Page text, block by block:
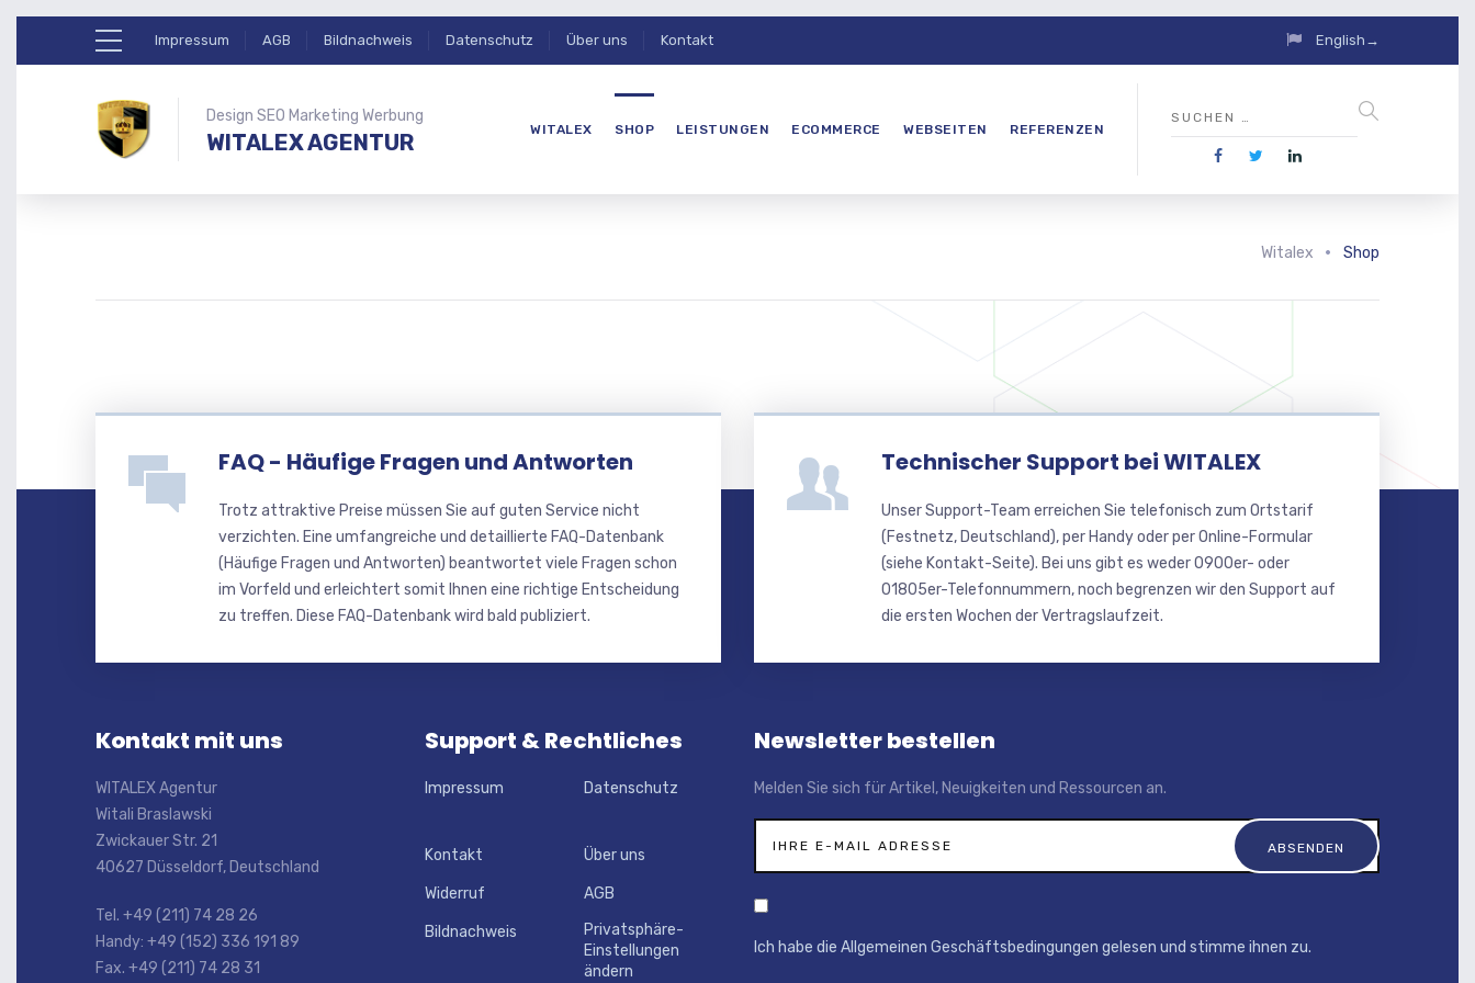
Impressum AGB Bildnachweis Datenschutz Über uns Kontakt English→
Design SEO Marketing Werbung
WITALEX AGENTUR WITALEX SHOP LEISTUNGEN ECOMMERCE WEBSEITEN REFERENZEN
Witalex Shop
FAQ - Häufige Fragen und Antworten
Trotz attraktive Preise müssen Sie auf guten Service nicht
verzichten. Eine umfangreiche und detaillierte FAQ-Datenbank
(Häufige Fragen und Antworten) beantwortet viele Fragen schon
im Vorfeld und erleichtert somit Ihnen eine richtige Entscheidung
zu treffen. Diese FAQ-Datenbank wird bald publiziert.
Technischer Support bei WITALEX
Unser Support-Team erreichen Sie telefonisch zum Ortstarif
(Festnetz, Deutschland), per Handy oder per Online-Formular
(siehe Kontakt-Seite). Bei uns gibt es weder 0900er- oder
01805er-Telefonnummern, noch begrenzen wir den Support auf
die ersten Wochen der Vertragslaufzeit.
Kontakt mit uns
WITALEX Agentur
Witali Braslawski
Zwickauer Str. 21
40627 Düsseldorf, Deutschland
Tel. +49 (211) 74 28 26
Handy: +49 (152) 336 191 89
Fax. +49 (211) 74 28 31
Support & Rechtliches
Impressum Datenschutz
Kontakt Über uns
Widerruf AGB
Bildnachweis
Privatsphäre-
Einstellungen
ändern
Newsletter bestellen
Melden Sie sich für Artikel, Neuigkeiten und Ressourcen an.
Ich habe die Allgemeinen Geschäftsbedingungen gelesen und stimme ihnen zu.